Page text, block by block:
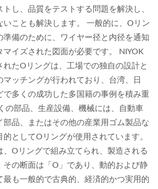
トし、品質をテストする問題を解決し、
いことも解決します。 一般的に、Oリン
準備のために、ワイヤー径と内径を通知
マイズされた図面が必要です。 NIYOK
れたOリングは、工場での独自の設計と
マッチングが行われており、台湾、日
で多くの成功した多国籍の事例を積み重
の部品、生産設備、機械には、自動車
部品、またはその他の産業用ゴム製品な
的としてOリングが使用されています。
、Oリングで組み立てられ、製造される
その断面は「O」であり、動的および静
最も一般的で古典的、経済的かつ実用的